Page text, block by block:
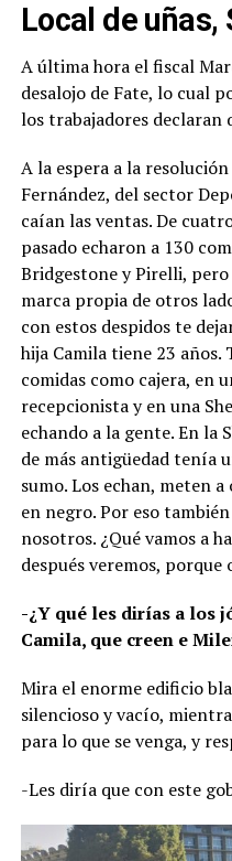
Local de
A última hora el fiscal
desalojo de Fate, lo cual
los trabajadores declaran
A la espera a la
Fernández, del sector
caían las ventas. De
pasado echaron a 130
Bridgestone y Pirelli,
marca propia de otros
con estos despidos te
hija Camila tiene 23 años.
comidas como cajera, en
recepcionista y en una
echando a la gente. En la
de más antigüedad tenía
sumo. Los echan, meten
en negro. Por eso
nosotros. ¿Qué vamos a
después veremos, porque
-¿Y qué les dirías a los
Camila, que creen e
Mira el enorme edificio
silencioso y vacío,
para lo que se venga, y
-Les diría que con este